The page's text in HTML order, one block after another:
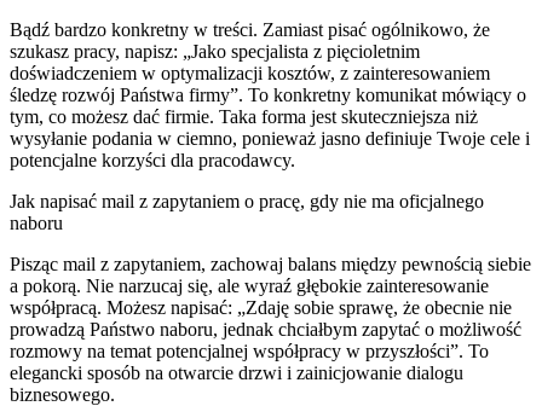
Bądź bardzo konkretny w treści. Zamiast pisać ogólnikowo, że
szukasz pracy, napisz: „Jako specjalista z pięcioletnim
doświadczeniem w optymalizacji kosztów, z zainteresowaniem
śledzę rozwój Państwa firmy”. To konkretny komunikat mówiący o
tym, co możesz dać firmie. Taka forma jest skuteczniejsza niż
wysyłanie podania w ciemno, ponieważ jasno definiuje Twoje cele i
potencjalne korzyści dla pracodawcy.
Jak napisać mail z zapytaniem o pracę, gdy nie ma oficjalnego
naboru
Pisząc mail z zapytaniem, zachowaj balans między pewnością siebie
a pokorą. Nie narzucaj się, ale wyraź głębokie zainteresowanie
współpracą. Możesz napisać: „Zdaję sobie sprawę, że obecnie nie
prowadzą Państwo naboru, jednak chciałbym zapytać o możliwość
rozmowy na temat potencjalnej współpracy w przyszłości”. To
elegancki sposób na otwarcie drzwi i zainicjowanie dialogu
biznesowego.